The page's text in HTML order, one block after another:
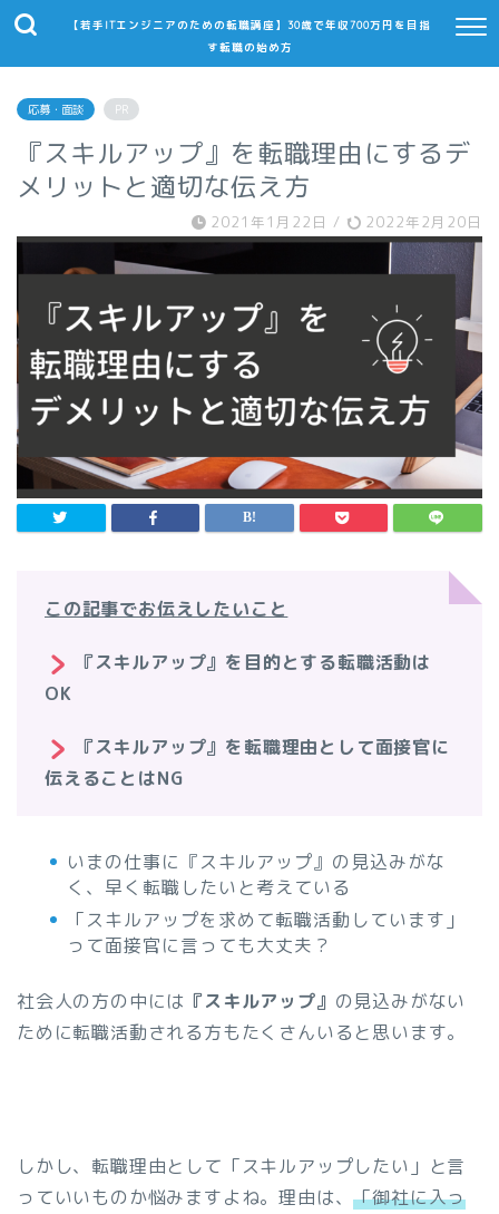
【若手ITエンジニアのための転職講座】30歳で年収700万円を目指
す転職の始め方
応募・面談 PR
『スキルアップ』を転職理由にするデ
メリットと適切な伝え方
2021年1月22日 / 2022年2月20日
この記事でお伝えしたいこと
『スキルアップ』を目的とする転職活動は
OK
『スキルアップ』を転職理由として面接官に
伝えることはNG
いまの仕事に『スキルアップ』の見込みがな
く、早く転職したいと考えている
「スキルアップを求めて転職活動しています」
って面接官に言っても大丈夫？
社会人の方の中には 『スキルアップ』 の見込みがない
ために転職活動される方もたくさんいると思います。
しかし、転職理由として「スキルアップしたい」と言
っていいものか悩みますよね。理由は、「御社に入っ